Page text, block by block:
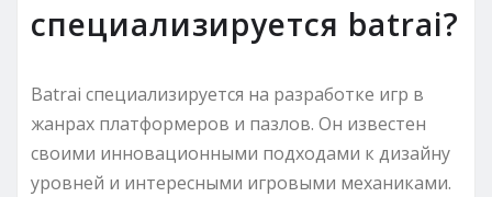
специализируется batrai?
Batrai специализируется на разработке игр в
жанрах платформеров и пазлов. Он известен
своими инновационными подходами к дизайну
уровней и интересными игровыми механиками.